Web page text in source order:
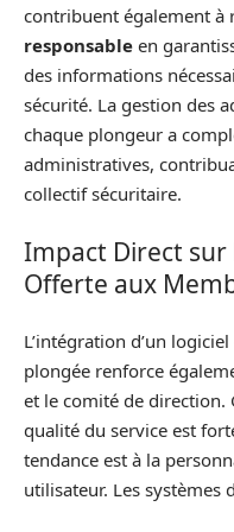
contribuent également à
responsable en
des informations
sécurité. La gestion des
chaque plongeur a
administratives,
collectif sécuritaire.
Impact Direct sur
Offerte aux
L’intégration d’un
plongée renforce
et le comité de direction.
qualité du service est
tendance est à la
utilisateur. Les systèmes